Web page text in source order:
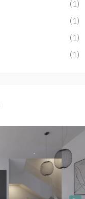
(1)
(1)
(1)
(1)